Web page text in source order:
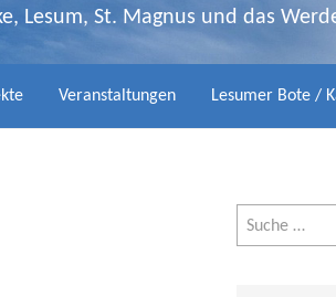
Lesum, St. Magnus und das
Veranstaltungen Lesumer Bote /